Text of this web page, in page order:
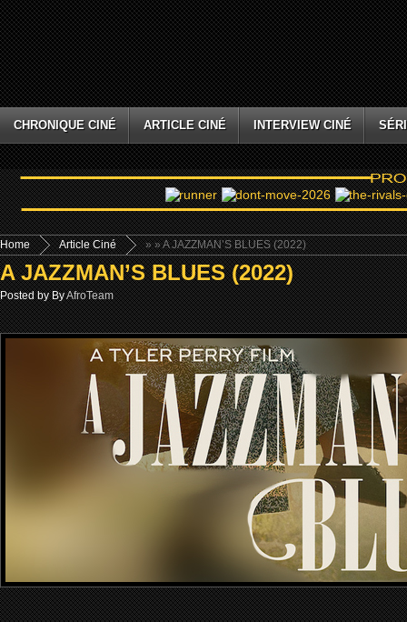
CHRONIQUE CINÉ ARTICLE CINÉ INTERVIEW CINÉ
Home »
Article Ciné » A JAZZMAN’S BLUES (2022)
A JAZZMAN’S BLUES (2022)
Posted by ByAfroTeam